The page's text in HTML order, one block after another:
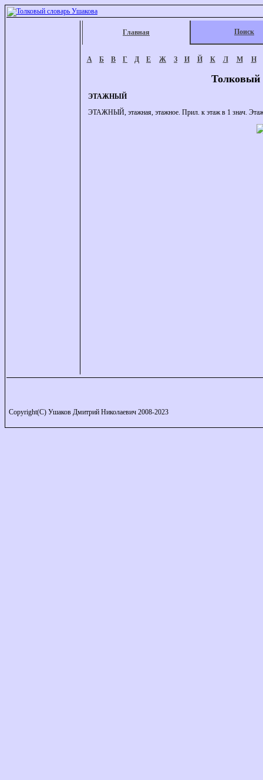
Главная Поиск
А Б В Г Д Е Ж З И Й К Л М Н
Толковый
ЭТАЖНЫЙ
ЭТАЖНЫЙ, этажная, этажное. Прил. к этаж в 1 знач.
Copyright(C) Ушаков Дмитрий Николаевич 2008-2023